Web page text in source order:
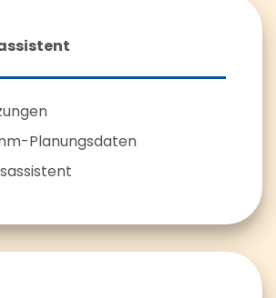
Planungsdaten